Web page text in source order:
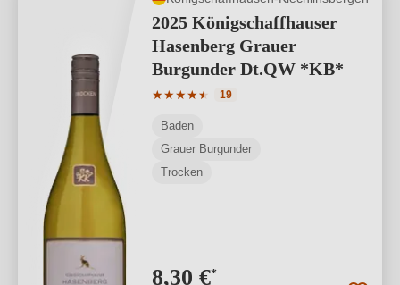
2025 Königschaffhauser
Hasenberg Grauer
Burgunder Dt.QW *KB*
★★★★★
★
Durchschnittliche Bewertung von 4.89
19
Baden
Grauer Burgunder
Trocken
8,30 €*